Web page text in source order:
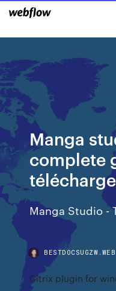
Manga
complete
Manga Studio -
Citrix plugin for